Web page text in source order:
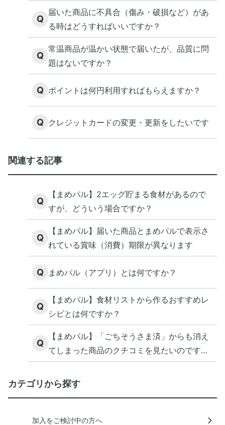
Q
届いた商品に不具合（傷み・破損など）があ
る時はどうすればいいですか？
Q
常温商品が温かい状態で届いたが、品質に問
題はないですか？
Q ポイントは何円利用すればもらえますか？
Q クレジットカードの変更・更新をしたいです
関連する記事
Q
【まめパル】2エッグ貯まる食材があるので
すが、どういう場合ですか？
Q
【まめパル】届いた商品とまめパルで表示さ
れている賞味（消費）期限が異なります
Q まめパル（アプリ）とは何ですか？
Q
【まめパル】食材リストから作るおすすめレ
シピとは何ですか？
Q
【まめパル】「ごちそうさま済」からも消え
てしまった商品のクチコミを見たいのです
が。
カテゴリから探す
加入をご検討中の方へ